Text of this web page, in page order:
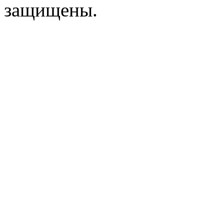
защищены.